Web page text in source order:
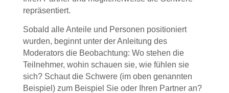
repräsentiert.
Sobald alle Anteile und Personen positioniert
wurden, beginnt unter der Anleitung des
Moderators die Beobachtung: Wo stehen die
Teilnehmer, wohin schauen sie, wie fühlen sie
sich? Schaut die Schwere (im oben genannten
Beispiel) zum Beispiel Sie oder Ihren Partner an?